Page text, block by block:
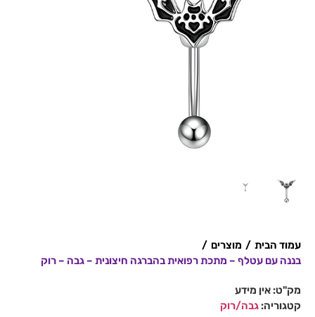
עמוד הבית / מוצרים /
בננה עם עטלף – מתכת רפואית בהברגה חיצונית – גבה – רוק
מק"ט: אין מידע
קטגוריה: גבה/רוק